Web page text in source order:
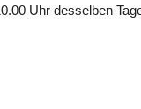
Uhr desselben